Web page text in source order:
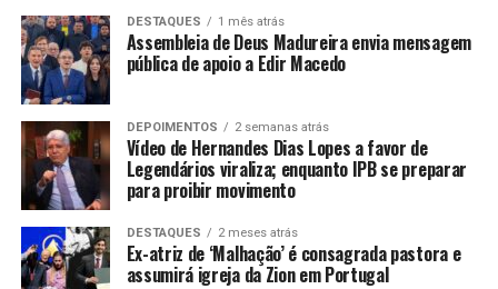
DESTAQUES 1 mês atrás
Assembleia de Deus Madureira envia mensagem
pública de apoio a Edir Macedo
DEPOIMENTOS 2 semanas atrás
Vídeo de Hernandes Dias Lopes a favor de
Legendários viraliza; enquanto IPB se preparar
para proibir movimento
DESTAQUES 2 meses atrás
Ex-atriz de ‘Malhação’ é consagrada pastora e
assumirá igreja da Zion em Portugal